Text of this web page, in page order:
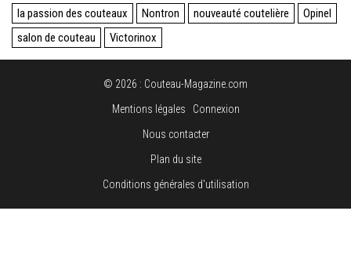
la passion des couteaux
Nontron nouveauté coutelière
Opinel
salon de couteau
Victorinox
© 2026 : Couteau-Magazine.com
Mentions légales
Connexion
Nous contacter
Plan du site
Conditions générales d'utilisation